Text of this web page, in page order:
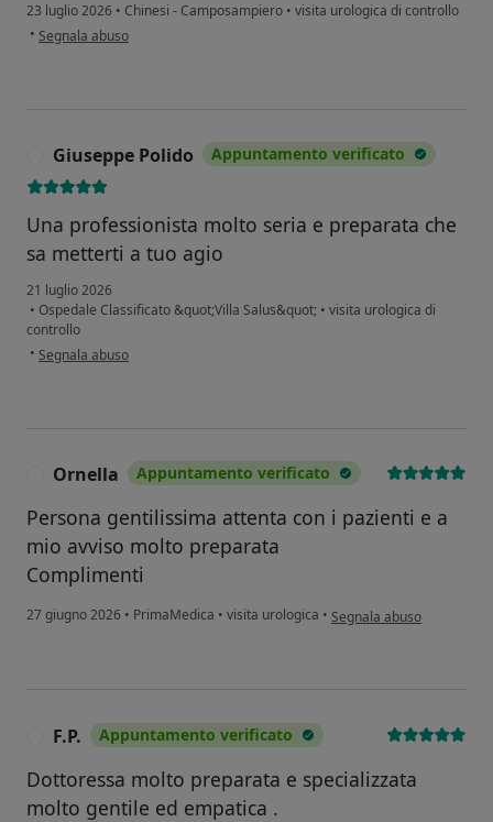
23 luglio 2026 • Chinesi - Camposampiero • visita urologica di controllo
• secondo l'opinione dell'utente Irma
Segnala abuso
Giuseppe Polido Appuntamento verificato
Una professionista molto seria e preparata che
sa metterti a tuo agio
21 luglio 2026
• Ospedale Classificato &quot;Villa Salus&quot; • visita urologica di
controllo
• secondo l'opinione dell'utente Giuseppe Polido
Segnala abuso
Ornella Appuntamento verificato
Persona gentilissima attenta con i pazienti e a
mio avviso molto preparata
Complimenti
27 giugno 2026 • PrimaMedica • visita urologica • secondo l'opinione
Segnala abuso
F.P. Appuntamento verificato
Dottoressa molto preparata e specializzata
molto gentile ed empatica .